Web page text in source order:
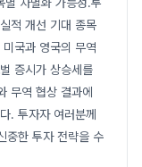
적 개선 기대 종목
국과 영국의 무역
증시가 상승세를
무역 협상 결과에
. 투자자 여러분께
중한 투자 전략을 수